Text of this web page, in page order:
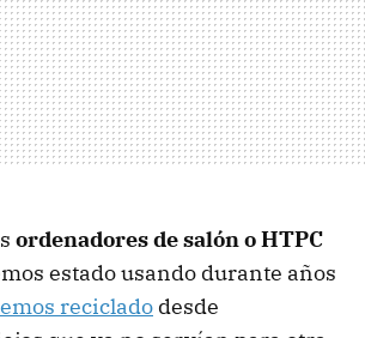
ordenadores de salón o HTPC
estado usando durante años
reciclado desde